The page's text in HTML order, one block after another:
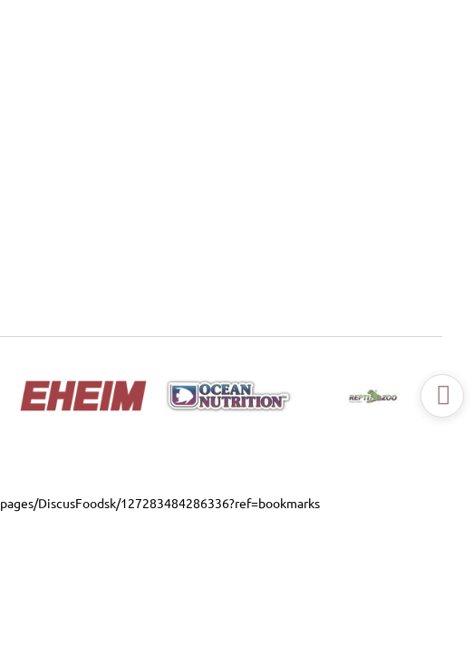
pages/DiscusFoodsk/127283484286336?ref=bookmarks